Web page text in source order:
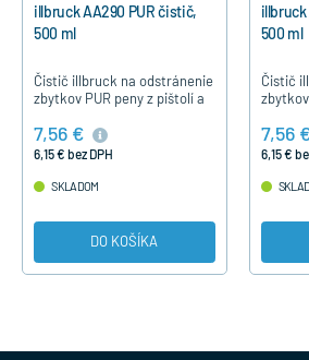
illbruck AA290 PUR čistič,
500 ml
Čistič illbruck na odstránenie
zbytkov PUR peny z pištolí a
7,56 €
6,15 € bez DPH
SKLADOM
DO KOŠÍKA
500 ml
Čistič
7,56
6,15 €